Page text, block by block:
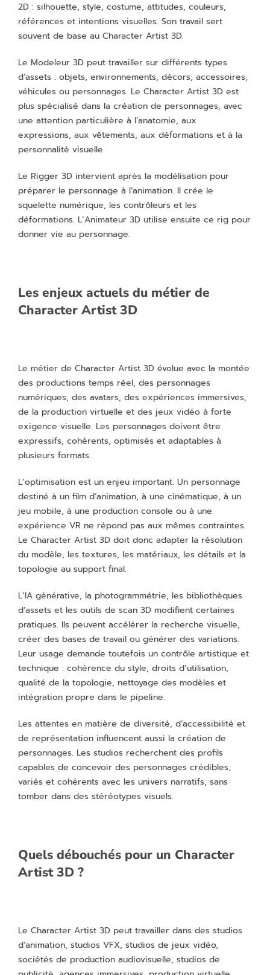
2D : silhouette, style, costume, attitudes, couleurs,
références et intentions visuelles. Son travail sert
souvent de base au Character Artist 3D.
Le Modeleur 3D peut travailler sur différents types
d’assets : objets, environnements, décors, accessoires,
véhicules ou personnages. Le Character Artist 3D est
plus spécialisé dans la création de personnages, avec
une attention particulière à l’anatomie, aux
expressions, aux vêtements, aux déformations et à la
personnalité visuelle.
Le Rigger 3D intervient après la modélisation pour
préparer le personnage à l’animation. Il crée le
squelette numérique, les contrôleurs et les
déformations. L’Animateur 3D utilise ensuite ce rig pour
donner vie au personnage.
Les enjeux actuels du métier de
Character Artist 3D
Le métier de Character Artist 3D évolue avec la montée
des productions temps réel, des personnages
numériques, des avatars, des expériences immersives,
de la production virtuelle et des jeux vidéo à forte
exigence visuelle. Les personnages doivent être
expressifs, cohérents, optimisés et adaptables à
plusieurs formats.
L’optimisation est un enjeu important. Un personnage
destiné à un film d’animation, à une cinématique, à un
jeu mobile, à une production console ou à une
expérience VR ne répond pas aux mêmes contraintes.
Le Character Artist 3D doit donc adapter la résolution
du modèle, les textures, les matériaux, les détails et la
topologie au support final.
L’IA générative, la photogrammétrie, les bibliothèques
d’assets et les outils de scan 3D modifient certaines
pratiques. Ils peuvent accélérer la recherche visuelle,
créer des bases de travail ou générer des variations.
Leur usage demande toutefois un contrôle artistique et
technique : cohérence du style, droits d’utilisation,
qualité de la topologie, nettoyage des modèles et
intégration propre dans le pipeline.
Les attentes en matière de diversité, d’accessibilité et
de représentation influencent aussi la création de
personnages. Les studios recherchent des profils
capables de concevoir des personnages crédibles,
variés et cohérents avec les univers narratifs, sans
tomber dans des stéréotypes visuels.
Quels débouchés pour un Character
Artist 3D ?
Le Character Artist 3D peut travailler dans des studios
d’animation, studios VFX, studios de jeux vidéo,
sociétés de production audiovisuelle, studios de